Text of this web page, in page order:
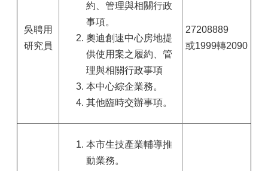
吳聘用
研究員
約、管理與相關行政
事項。
奧迪創速中心房地提
供使用案之履約、管
理與相關行政事項
本中心綜企業務。
其他臨時交辦事項。
27208889
或1999轉2090
本市生技產業輔導推
動業務。